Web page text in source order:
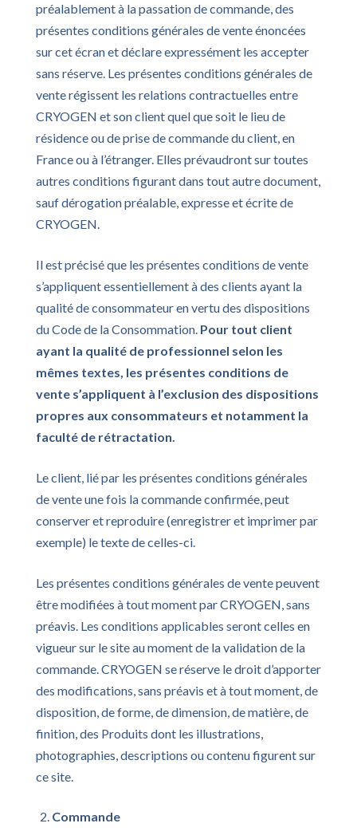
préalablement à la passation de commande, des
présentes conditions générales de vente énoncées
sur cet écran et déclare expressément les accepter
sans réserve. Les présentes conditions générales de
vente régissent les relations contractuelles entre
CRYOGEN et son client quel que soit le lieu de
résidence ou de prise de commande du client, en
France ou à l’étranger. Elles prévaudront sur toutes
autres conditions figurant dans tout autre document,
sauf dérogation préalable, expresse et écrite de
CRYOGEN.
Il est précisé que les présentes conditions de vente
s’appliquent essentiellement à des clients ayant la
qualité de consommateur en vertu des dispositions
du Code de la Consommation. Pour tout client
ayant la qualité de professionnel selon les
mêmes textes, les présentes conditions de
vente s’appliquent à l’exclusion des dispositions
propres aux consommateurs et notamment la
faculté de rétractation.
Le client, lié par les présentes conditions générales
de vente une fois la commande confirmée, peut
conserver et reproduire (enregistrer et imprimer par
exemple) le texte de celles-ci.
Les présentes conditions générales de vente peuvent
être modifiées à tout moment par CRYOGEN, sans
préavis. Les conditions applicables seront celles en
vigueur sur le site au moment de la validation de la
commande. CRYOGEN se réserve le droit d’apporter
des modifications, sans préavis et à tout moment, de
disposition, de forme, de dimension, de matière, de
finition, des Produits dont les illustrations,
photographies, descriptions ou contenu figurent sur
ce site.
Commande